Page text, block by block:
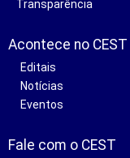
Transparência
Acontece no CEST
Editais
Notícias
Eventos
Fale com o CEST